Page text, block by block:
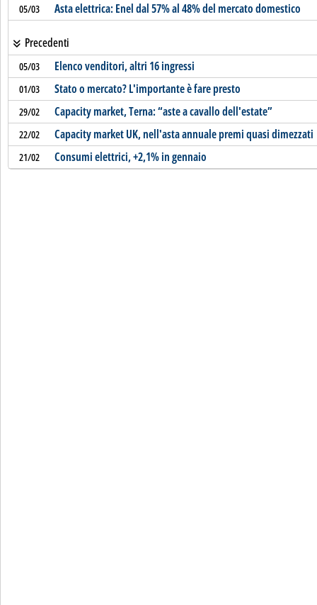
05/03 Asta elettrica: Enel dal 57% al 48% del mercato domestico
Precedenti
05/03 Elenco venditori, altri 16 ingressi
01/03 Stato o mercato? L'importante è fare presto
29/02 Capacity market, Terna: “aste a cavallo dell'estate”
22/02 Capacity market UK, nell'asta annuale premi quasi dimezzati
21/02 Consumi elettrici, +2,1% in gennaio